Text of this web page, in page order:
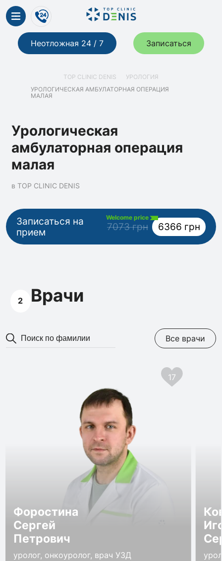
Неотложная 24 / 7 Записаться
TOP CLINIC DENIS
УРОЛОГИЯ
УРОЛОГИЧЕСКАЯ АМБУЛАТОРНАЯ ОПЕРАЦИЯ
МАЛАЯ
Урологическая
амбулаторная операция
малая
в TOP CLINIC DENIS
Записаться на
прием
Welcome price
7073 грн 6366 грн
Врачи
2
Все врачи
17
Форостина
Сергей
Петрович
уролог, онкоуролог, врач УЗД